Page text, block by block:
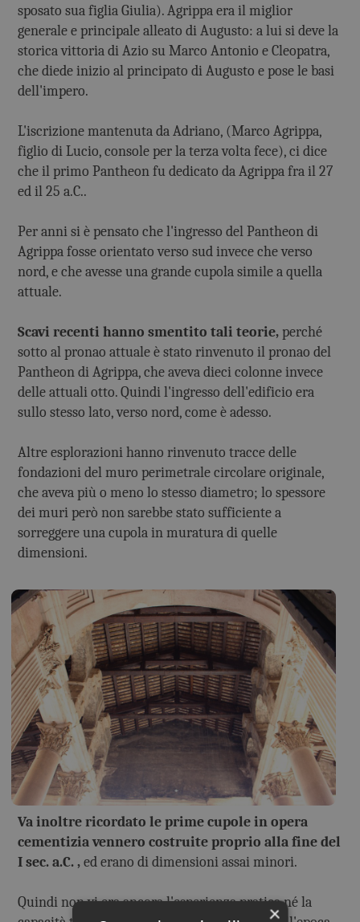
sposato sua figlia Giulia). Agrippa era il miglior
generale e principale alleato di Augusto: a lui si deve la
storica vittoria di Azio su Marco Antonio e Cleopatra,
che diede inizio al principato di Augusto e pose le basi
dell'impero.
L'iscrizione mantenuta da Adriano, (Marco Agrippa,
figlio di Lucio, console per la terza volta fece), ci dice
che il primo Pantheon fu dedicato da Agrippa fra il 27
ed il 25 a.C..
Per anni si è pensato che l'ingresso del Pantheon di
Agrippa fosse orientato verso sud invece che verso
nord, e che avesse una grande cupola simile a quella
attuale.
Scavi recenti hanno smentito tali teorie, perché
sotto al pronao attuale è stato rinvenuto il pronao del
Pantheon di Agrippa, che aveva dieci colonne invece
delle attuali otto. Quindi l'ingresso dell'edificio era
sullo stesso lato, verso nord, come è adesso.
Altre esplorazioni hanno rinvenuto tracce delle
fondazioni del muro perimetrale circolare originale,
che aveva più o meno lo stesso diametro; lo spessore
dei muri però non sarebbe stato sufficiente a
sorreggere una cupola in muratura di quelle
dimensioni.
Va inoltre ricordato le prime cupole in opera
cementizia vennero costruite proprio alla fine del
I sec. a.C. ,ed erano di dimensioni assai minori.
Quindi non vi era ancora l'esperienza pratica né la
×